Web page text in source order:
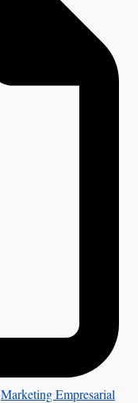
Marketing Empresarial